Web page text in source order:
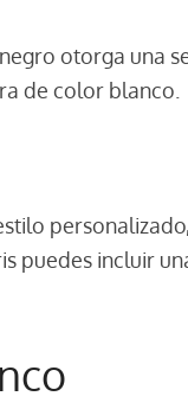
otorga una
de color blanco.
puedes incluir